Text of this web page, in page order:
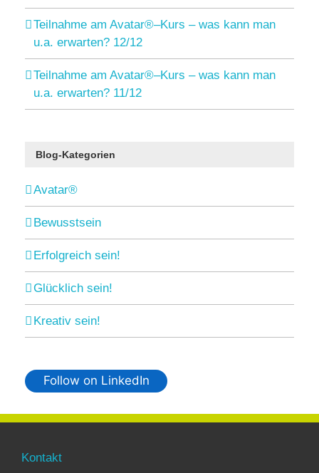
Teilnahme am Avatar®–Kurs – was kann man
u.a. erwarten? 12/12
Teilnahme am Avatar®–Kurs – was kann man
u.a. erwarten? 11/12
Blog-Kategorien
Avatar®
Bewusstsein
Erfolgreich sein!
Glücklich sein!
Kreativ sein!
Follow on LinkedIn
Kontakt